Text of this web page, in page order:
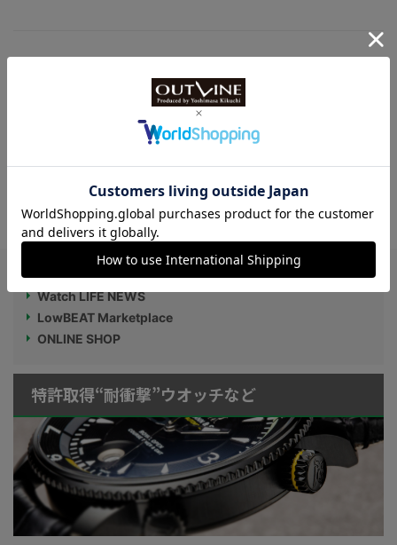
Q32.自動巻き時計は毎日巻くとどうな
Watch LIFE NEWS
LowBEAT Marketplace
ONLINE SHOP
特許取得“耐衝撃”ウオッチなど